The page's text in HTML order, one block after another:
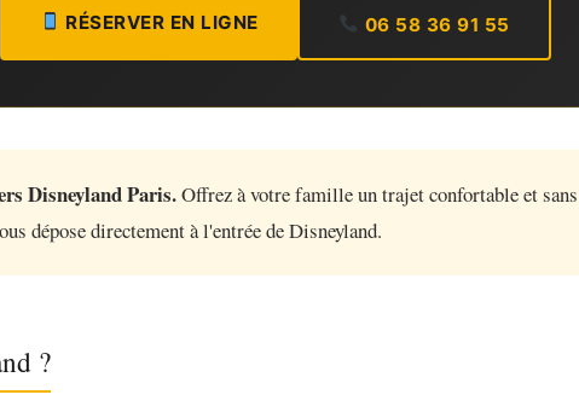
RÉSERVER EN LIGNE 06 58 36 91 55
Disneyland Paris.Offrez à votre famille un trajet confortable et
dépose directement à l'entrée de Disneyland.
?